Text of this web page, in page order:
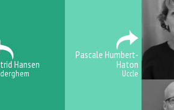
Hansen
Pascale Humbert-
Haton
Uccle